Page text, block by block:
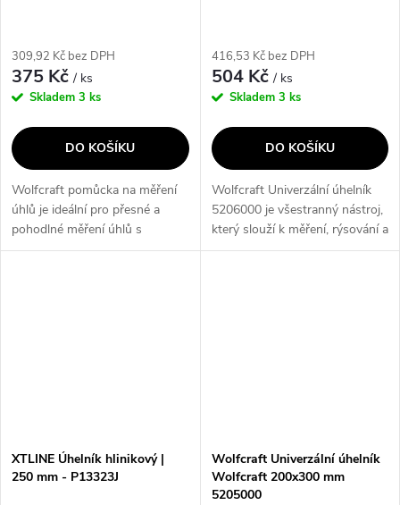
309,92 Kč bez DPH
375 Kč/ ks
Skladem 3 ks
DO KOŠÍKU
Wolfcraft pomůcka na měření
úhlů je ideální pro přesné a
pohodlné měření úhlů s
následným přenosem na
416,53 Kč bez DPH
504 Kč/ ks
Skladem 3 ks
DO KOŠÍKU
Wolfcraft Univerzální úhelník
5206000 je všestranný nástroj,
který slouží k měření, rýsování a
značení. Jeho výhodou je
XTLINE Úhelník hlinikový |
250 mm - P13323J
Wolfcraft Univerzální úhelník
Wolfcraft 200x300 mm
5205000